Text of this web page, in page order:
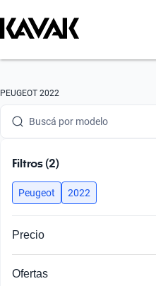
PEUGEOT 2022
Buscá por marca
Buscá por modelo
Buscá por versión
Buscá por marca
Buscá por modelo
Buscá por año
Filtros (2)
Peugeot 2022
Precio
Ofertas